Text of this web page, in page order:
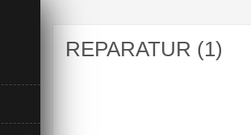
REPARATUR (1)